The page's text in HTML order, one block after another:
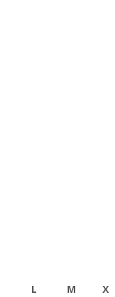
L
M X